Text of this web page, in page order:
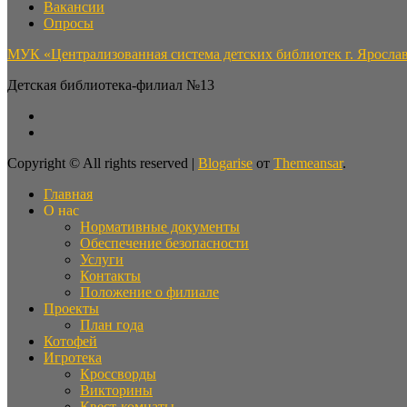
Вакансии
Опросы
МУК «Централизованная система детских библиотек г.
Детская библиотека-филиал №13
Copyright © All rights reserved | Blogarise от Themeansar.
Главная
О нас
Нормативные документы
Обеспечение безопасности
Услуги
Контакты
Положение о филиале
Проекты
План года
Котофей
Игротека
Кроссворды
Викторины